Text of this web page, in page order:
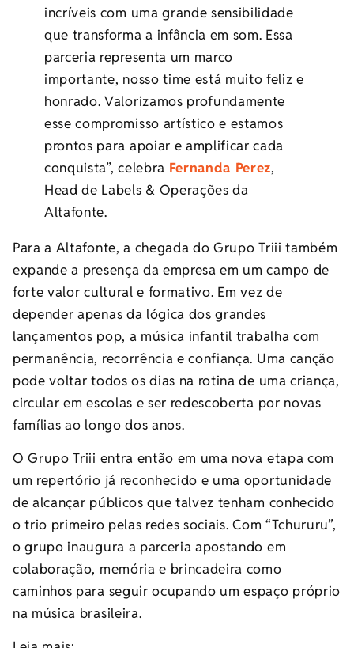
incríveis com uma grande sensibilidade
que transforma a infância em som. Essa
parceria representa um marco
importante, nosso time está muito feliz e
honrado. Valorizamos profundamente
esse compromisso artístico e estamos
prontos para apoiar e amplificar cada
conquista”, celebra Fernanda Perez,
Head de Labels & Operações da
Altafonte.
Para a Altafonte, a chegada do Grupo Triii também
expande a presença da empresa em um campo de
forte valor cultural e formativo. Em vez de
depender apenas da lógica dos grandes
lançamentos pop, a música infantil trabalha com
permanência, recorrência e confiança. Uma canção
pode voltar todos os dias na rotina de uma criança,
circular em escolas e ser redescoberta por novas
famílias ao longo dos anos.
O Grupo Triii entra então em uma nova etapa com
um repertório já reconhecido e uma oportunidade
de alcançar públicos que talvez tenham conhecido
o trio primeiro pelas redes sociais. Com “Tchururu”,
o grupo inaugura a parceria apostando em
colaboração, memória e brincadeira como
caminhos para seguir ocupando um espaço próprio
na música brasileira.